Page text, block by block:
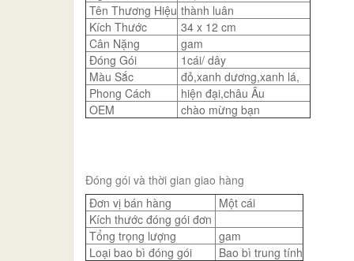
Tên Thương Hiệu thành luân
Kích Thước
34 x 12 cm
Cân Nặng
gam
Đóng Gói
1cái/ dây
Màu Sắc
đỏ,xanh dương,xanh lá,
Phong Cách
hiện đại,châu Âu
OEM
chào mừng bạn
Đóng gói và thời gian giao hàng
Đơn vị bán hàng
Một cái
Kích thước đóng gói đơn
Tổng trọng lượng
gam
Loại bao bì đóng gói
Bao bì trung tính